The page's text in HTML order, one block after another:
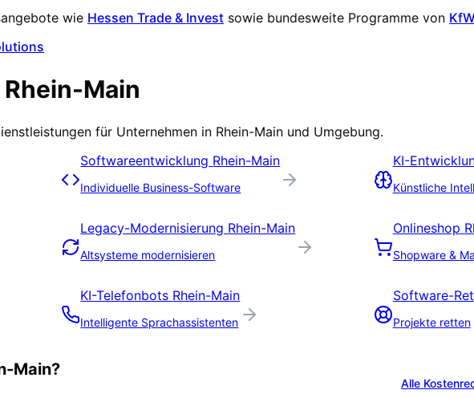
wie Hessen Trade & Invest sowie bundesweite Programme von
Rhein-Main
für Unternehmen in Rhein-Main und Umgebung.
Softwareentwicklung Rhein-Main
Individuelle Business-Software
KI-
Künstliche
Legacy-Modernisierung Rhein-Main
Altsysteme modernisieren
Onlineshop
Shopware &
KI-Telefonbots Rhein-Main
Intelligente Sprachassistenten
Software-
Projekte retten
Main?
Alle